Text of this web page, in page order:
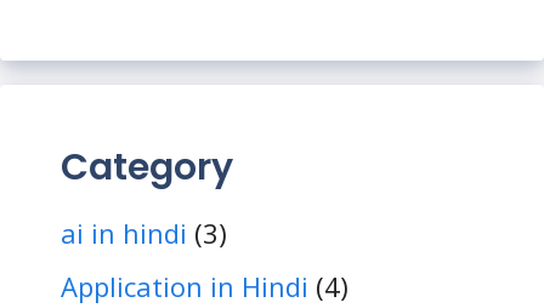
Category
ai in hindi (3)
Application in Hindi (4)